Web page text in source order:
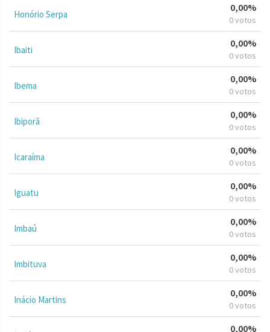
Honório Serpa
0,00%
0 votos
Ibaiti
0,00%
0 votos
Ibema
0,00%
0 votos
Ibiporã
0,00%
0 votos
Icaraíma
0,00%
0 votos
Iguatu
0,00%
0 votos
Imbaú
0,00%
0 votos
Imbituva
0,00%
0 votos
Inácio Martins
0,00%
0 votos
0,00%